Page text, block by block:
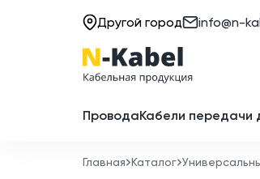
Другой город info@n-
ПроводаКабели передачи
Главная Каталог